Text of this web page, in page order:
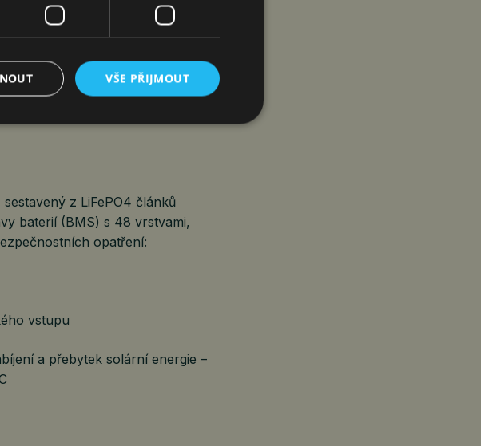
tříhodinový cyklus, který
co nejnižších nákladů
reálném čase sleduje spotřebu
z LiFePO4 článků
baterií (BMS) s 48 vrstvami,
opatření:
vstupu
a přebytek solární energie –
VŠE PŘIJMOUT